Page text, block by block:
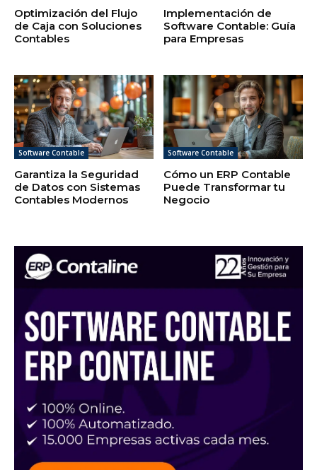
Optimización del Flujo
de Caja con Soluciones
Contables
Implementación de
Software Contable: Guía
para Empresas
Software Contable
Garantiza la Seguridad
de Datos con Sistemas
Contables Modernos
Software Contable
Cómo un ERP Contable
Puede Transformar tu
Negocio